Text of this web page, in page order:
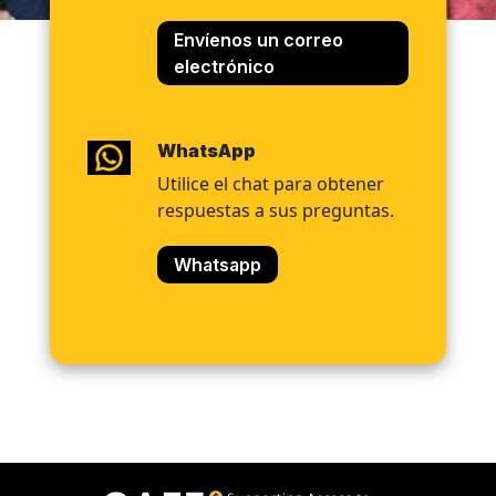
Envíenos un correo
electrónico
WhatsApp
Utilice el chat para obtener
respuestas a sus preguntas.
Whatsapp